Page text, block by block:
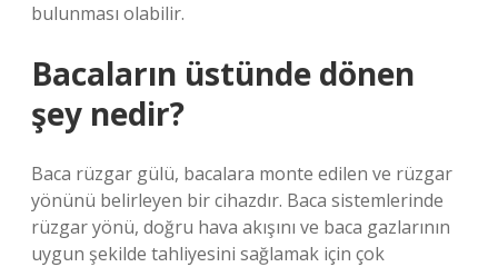
bulunması olabilir.
Bacaların üstünde dönen
şey nedir?
Baca rüzgar gülü, bacalara monte edilen ve rüzgar
yönünü belirleyen bir cihazdır. Baca sistemlerinde
rüzgar yönü, doğru hava akışını ve baca gazlarının
uygun şekilde tahliyesini sağlamak için çok